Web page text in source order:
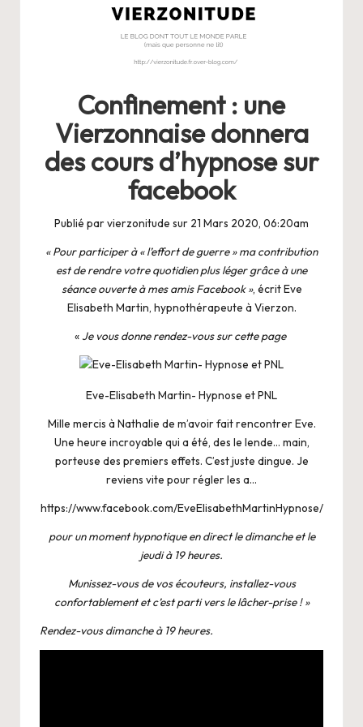
Confinement : une
Vierzonnaise donnera
des cours d’hypnose sur
facebook
Publié par vierzonitude sur 21 Mars 2020, 06:20am
« Pour participer à « l’effort de guerre » ma contribution
est de rendre votre quotidien plus léger grâce à une
séance ouverte à mes amis Facebook », écrit Eve
Elisabeth Martin, hypnothérapeute à Vierzon.
« Je vous donne rendez-vous sur cette page
Eve-Elisabeth Martin- Hypnose et PNL
Mille mercis à Nathalie de m’avoir fait rencontrer Eve.
Une heure incroyable qui a été, des le lende… main,
porteuse des premiers effets. C’est juste dingue. Je
reviens vite pour régler les a…
https://www.facebook.com/EveElisabethMartinHypnose/
pour un moment hypnotique en direct le dimanche et le
jeudi à 19 heures.
Munissez-vous de vos écouteurs, installez-vous
confortablement et c’est parti vers le lâcher-prise ! »
Rendez-vous dimanche à 19 heures.